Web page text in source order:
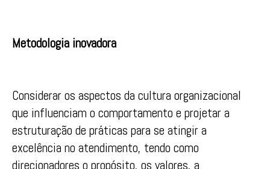
Metodologia inovadora
Considerar os aspectos da cultura organizacional
que influenciam o comportamento e projetar a
estruturação de práticas para se atingir a
excelência no atendimento, tendo como
direcionadores o propósito, os valores, a